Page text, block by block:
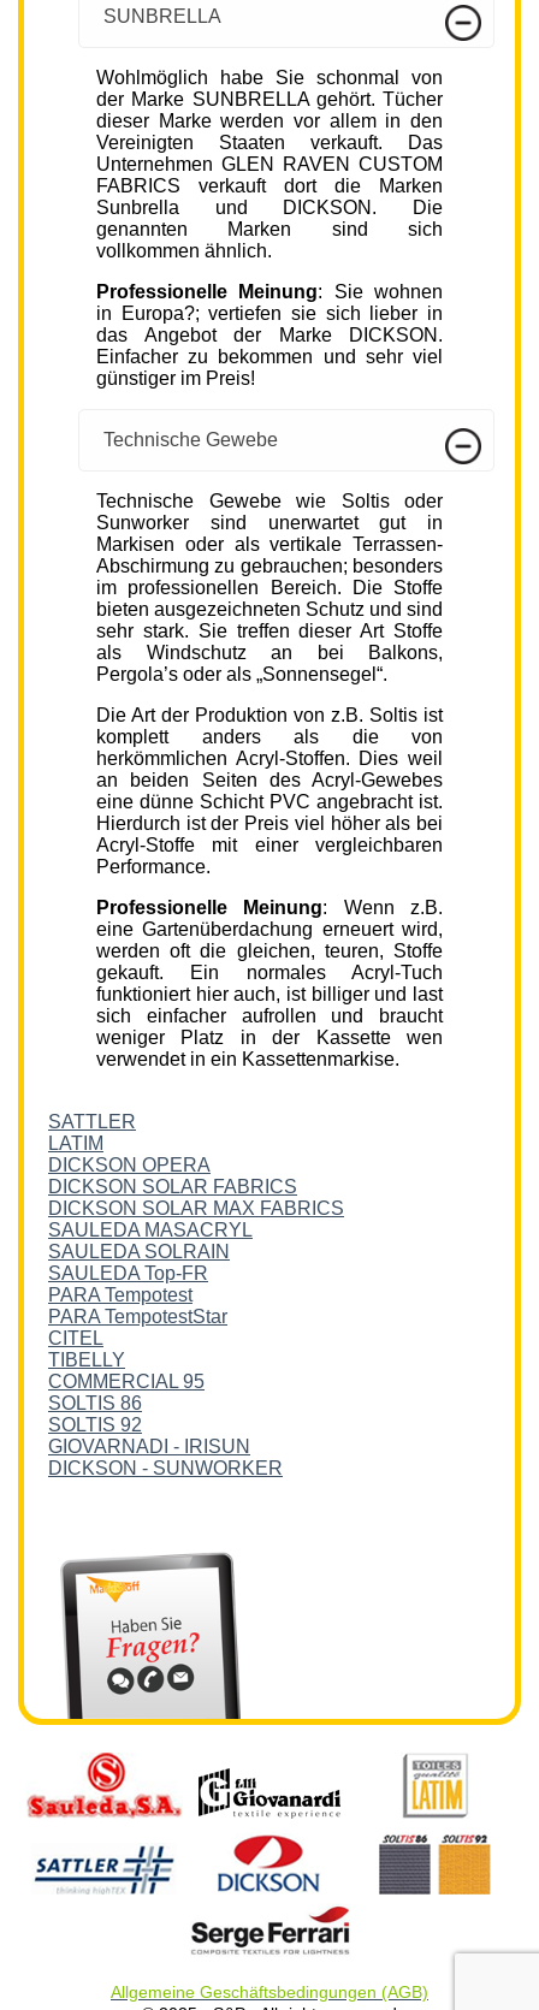
SUNBRELLA
Wohlmöglich habe Sie schonmal von
der Marke SUNBRELLA gehört. Tücher
dieser Marke werden vor allem in den
Vereinigten Staaten verkauft. Das
Unternehmen GLEN RAVEN CUSTOM
FABRICS verkauft dort die Marken
Sunbrella und DICKSON. Die
genannten Marken sind sich
vollkommen ähnlich.
Professionelle Meinung: Sie wohnen
in Europa?; vertiefen sie sich lieber in
das Angebot der Marke DICKSON.
Einfacher zu bekommen und sehr viel
günstiger im Preis!
Technische Gewebe
Technische Gewebe wie Soltis oder
Sunworker sind unerwartet gut in
Markisen oder als vertikale Terrassen-
Abschirmung zu gebrauchen; besonders
im professionellen Bereich. Die Stoffe
bieten ausgezeichneten Schutz und sind
sehr stark. Sie treffen dieser Art Stoffe
als Windschutz an bei Balkons,
Pergola’s oder als „Sonnensegel“.
Die Art der Produktion von z.B. Soltis ist
komplett anders als die von
herkömmlichen Acryl-Stoffen. Dies weil
an beiden Seiten des Acryl-Gewebes
eine dünne Schicht PVC angebracht ist.
Hierdurch ist der Preis viel höher als bei
Acryl-Stoffe mit einer vergleichbaren
Performance.
Professionelle Meinung: Wenn z.B.
eine Gartenüberdachung erneuert wird,
werden oft die gleichen, teuren, Stoffe
gekauft. Ein normales Acryl-Tuch
funktioniert hier auch, ist billiger und last
sich einfacher aufrollen und braucht
weniger Platz in der Kassette wen
verwendet in ein Kassettenmarkise.
SATTLER
LATIM
DICKSON OPERA
DICKSON SOLAR FABRICS
DICKSON SOLAR MAX FABRICS
SAULEDA MASACRYL
SAULEDA SOLRAIN
SAULEDA Top-FR
PARA Tempotest
PARA TempotestStar
CITEL
TIBELLY
COMMERCIAL 95
SOLTIS 86
SOLTIS 92
GIOVARNADI - IRISUN
DICKSON - SUNWORKER
Allgemeine Geschäftsbedingungen (AGB)